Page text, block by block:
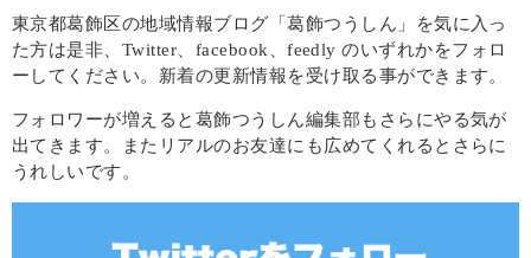
東京都葛飾区の地域情報ブログ「葛飾つうしん」を気に入っ
た方は是非、Twitter、facebook、feedly のいずれかをフォロ
ーしてください。新着の更新情報を受け取る事ができます。
フォロワーが増えると葛飾つうしん編集部もさらにやる気が
出てきます。またリアルのお友達にも広めてくれるとさらに
うれしいです。